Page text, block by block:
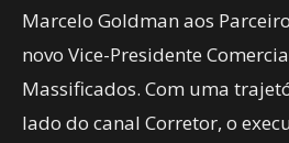
Marcelo Goldman aos
novo Vice-Presidente
Massificados. Com uma
lado do canal Corretor, o